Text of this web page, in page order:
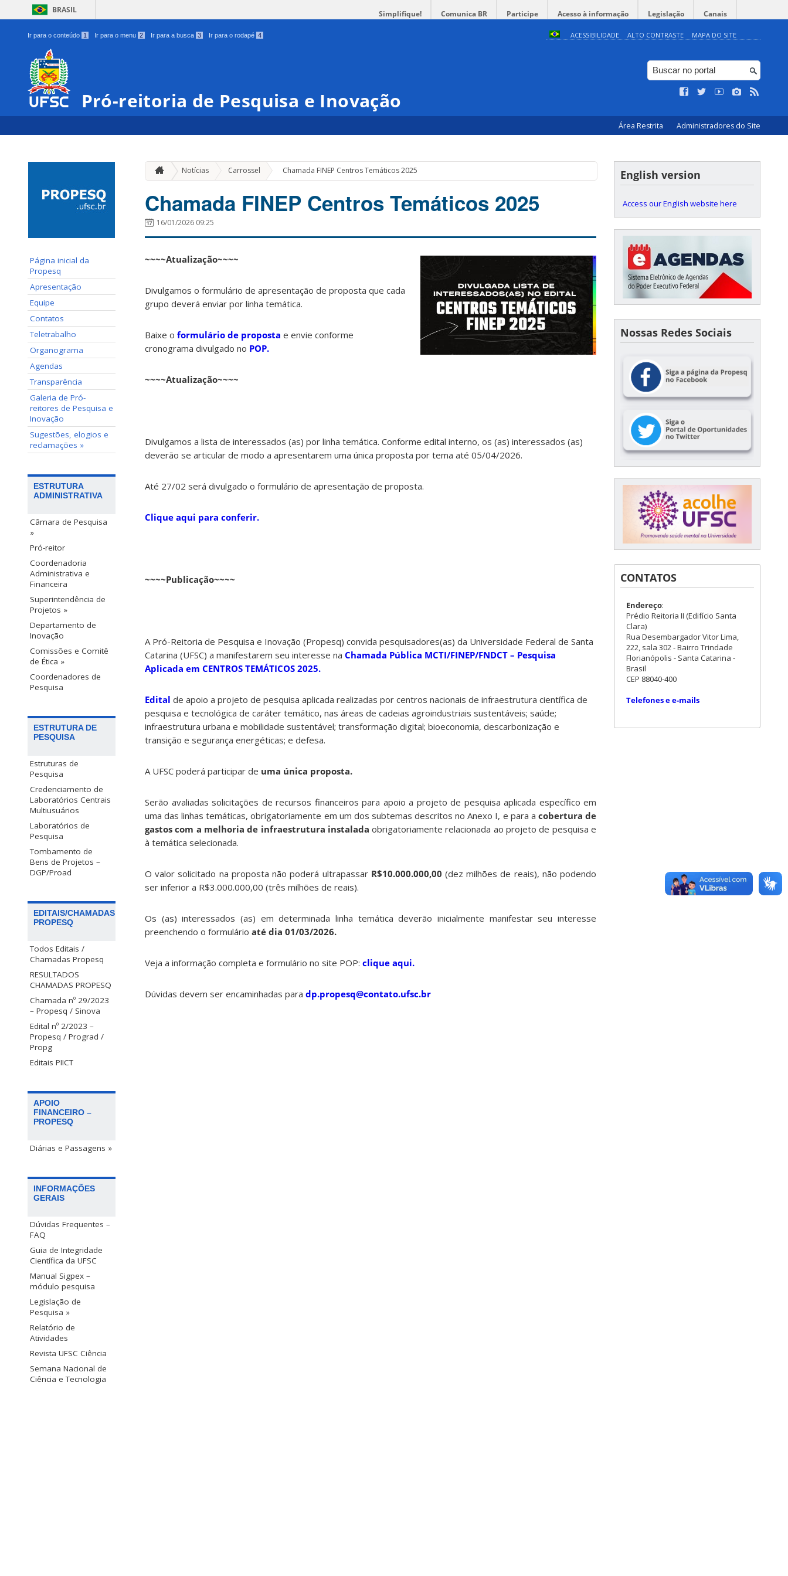
BRASIL Simplifique! Comunica BR Participe Acesso à informação Legislação Canais
Ir para o conteúdo 1 Ir para o menu 2 Ir para a busca 3 Ir para o rodapé 4 ACESSIBILIDADE ALTO CONTRASTE MAPA DO SITE
Pró-reitoria de Pesquisa e Inovação
Área Restrita Administradores do Site
Página inicial da
Propesq
Apresentação
Equipe
Contatos
Teletrabalho
Organograma
Agendas
Transparência
Galeria de Pró-
reitores de Pesquisa e
Inovação
Sugestões, elogios e
reclamações »
ESTRUTURA
ADMINISTRATIVA
Câmara de Pesquisa
»
Pró-reitor
Coordenadoria
Administrativa e
Financeira
Superintendência de
Projetos »
Departamento de
Inovação
Comissões e Comitê
de Ética »
Coordenadores de
Pesquisa
ESTRUTURA DE
PESQUISA
Estruturas de
Pesquisa
Credenciamento de
Laboratórios Centrais
Multiusuários
Laboratórios de
Pesquisa
Tombamento de
Bens de Projetos –
DGP/Proad
EDITAIS/CHAMADAS
PROPESQ
Todos Editais /
Chamadas Propesq
RESULTADOS
CHAMADAS PROPESQ
Chamada nº 29/2023
– Propesq / Sinova
Edital nº 2/2023 –
Propesq / Prograd /
Propg
Editais PIICT
APOIO
FINANCEIRO –
PROPESQ
Diárias e Passagens »
INFORMAÇÕES
GERAIS
Dúvidas Frequentes –
FAQ
Guia de Integridade
Científica da UFSC
Manual Sigpex –
módulo pesquisa
Legislação de
Pesquisa »
Relatório de
Atividades
Revista UFSC Ciência
Semana Nacional de
Ciência e Tecnologia
Notícias Carrossel » Chamada FINEP Centros Temáticos 2025
Chamada FINEP Centros Temáticos 2025
16/01/2026 09:25
~~~~Atualização~~~~
Divulgamos o formulário de apresentação de proposta que cada
grupo deverá enviar por linha temática.
Baixe o formulário de proposta e envie conforme
cronograma divulgado no POP.
~~~~Atualização~~~~
Divulgamos a lista de interessados (as) por linha temática. Conforme edital interno, os (as) interessados (as)
deverão se articular de modo a apresentarem uma única proposta por tema até 05/04/2026.
Até 27/02 será divulgado o formulário de apresentação de proposta.
Clique aqui para conferir.
~~~~Publicação~~~~
A Pró-Reitoria de Pesquisa e Inovação (Propesq) convida pesquisadores(as) da Universidade Federal de Santa
Catarina (UFSC) a manifestarem seu interesse na Chamada Pública MCTI/FINEP/FNDCT – Pesquisa
Aplicada em CENTROS TEMÁTICOS 2025.
Edital de apoio a projeto de pesquisa aplicada realizadas por centros nacionais de infraestrutura científica de
pesquisa e tecnológica de caráter temático, nas áreas de cadeias agroindustriais sustentáveis; saúde;
infraestrutura urbana e mobilidade sustentável; transformação digital; bioeconomia, descarbonização e
transição e segurança energéticas; e defesa.
A UFSC poderá participar de uma única proposta.
Serão avaliadas solicitações de recursos financeiros para apoio a projeto de pesquisa aplicada específico em
uma das linhas temáticas, obrigatoriamente em um dos subtemas descritos no Anexo I, e para a cobertura de
gastos com a melhoria de infraestrutura instalada obrigatoriamente relacionada ao projeto de pesquisa e
à temática selecionada.
O valor solicitado na proposta não poderá ultrapassar R$10.000.000,00 (dez milhões de reais), não podendo
ser inferior a R$3.000.000,00 (três milhões de reais).
Os (as) interessados (as) em determinada linha temática deverão inicialmente manifestar seu interesse
preenchendo o formulário até dia 01/03/2026.
Veja a informação completa e formulário no site POP: clique aqui.
Dúvidas devem ser encaminhadas para dp.propesq@contato.ufsc.br
English version
Access our English website here
Nossas Redes Sociais
CONTATOS
Endereço:
Prédio Reitoria II (Edifício Santa
Clara)
Rua Desembargador Vitor Lima,
222, sala 302 - Bairro Trindade
Florianópolis - Santa Catarina -
Brasil
CEP 88040-400
Telefones e e-mails